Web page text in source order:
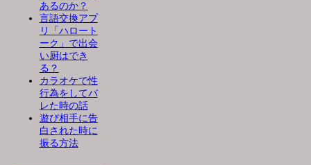
あるのか？
言語交換アプ
リ「ハロート
ーク」で出会
い厨はでき
る？
カラオケで性
行為をしてバ
レた時の話
遊び相手に告
白された時に
振る方法